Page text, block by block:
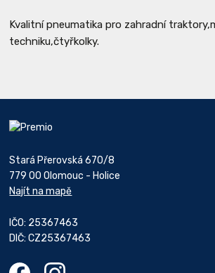
Kvalitní pneumatika pro zahradní
techniku,čtyřkolky.
Stará Přerovská 670/8
779 00 Olomouc - Holice
Najít na mapě
IČO: 25367463
DIČ: CZ25367463